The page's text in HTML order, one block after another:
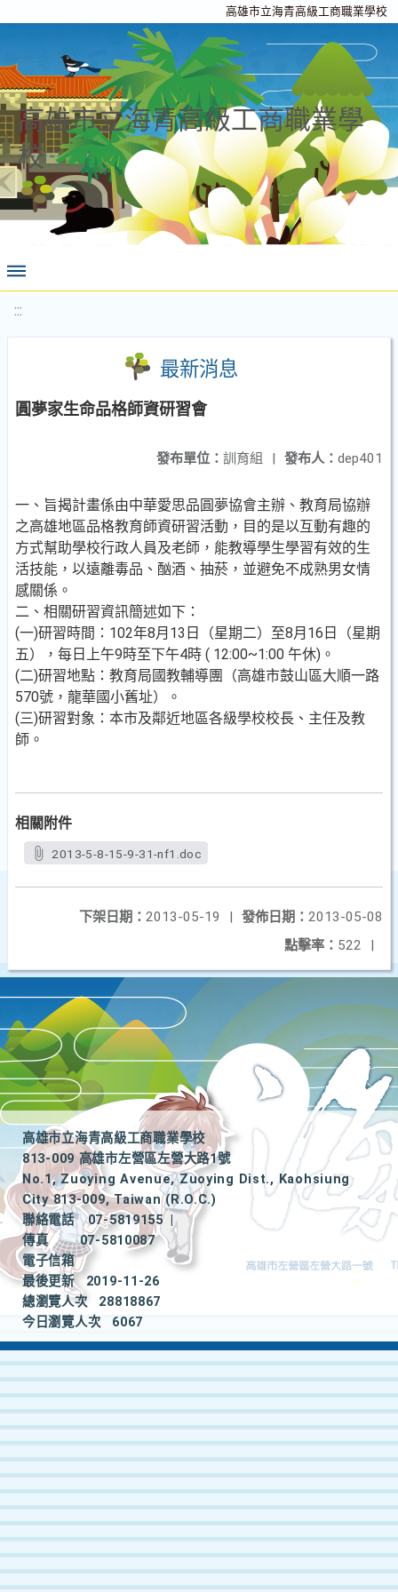
高雄市立海青高級工商職業學校
高雄市立海青高級工商職業學
校
:::
最新消息
圓夢家生命品格師資研習會
發布人： dep401
發布單位： 訓育組 |
一、旨揭計畫係由中華愛思品圓夢協會主辦、教育局協辦
之高雄地區品格教育師資研習活動，目的是以互動有趣的
方式幫助學校行政人員及老師，能教導學生學習有效的生
活技能，以遠離毒品、酗酒、抽菸，並避免不成熟男女情
感關係。
二、相關研習資訊簡述如下：
(一)研習時間：102年8月13日（星期二）至8月16日（星期
五），每日上午9時至下午4時 ( 12:00~1:00 午休)。
(二)研習地點：教育局國教輔導團（高雄市鼓山區大順一路
570號，龍華國小舊址）。
(三)研習對象：本市及鄰近地區各級學校校長、主任及教
師。
相關附件
2013-5-8-15-9-31-nf1.doc
發佈日期： 2013-05-08
下架日期： 2013-05-19
|
點擊率： 522 |
高雄市立海青高級工商職業學校
813-009 高雄市左營區左營大路1號
No.1, Zuoying Avenue, Zuoying Dist., Kaohsiung
City 813-009, Taiwan (R.O.C.)
聯絡電話
07-5819155
|
傳真
07-5810087
電子信箱
最後更新
2019-11-26
總瀏覽人次
28818867
今日瀏覽人次
6067